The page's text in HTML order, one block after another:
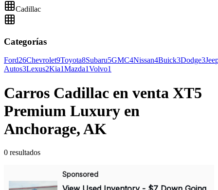
Cadillac
Categorías
Ford26Chevrolet9Toyota8Subaru5GMC4Nissan4Buick3Dodge3
Autos3Lexus2Kia1Mazda1Volvo1
Carros Cadillac en venta XT5
Premium Luxury en
Anchorage, AK
0 resultados